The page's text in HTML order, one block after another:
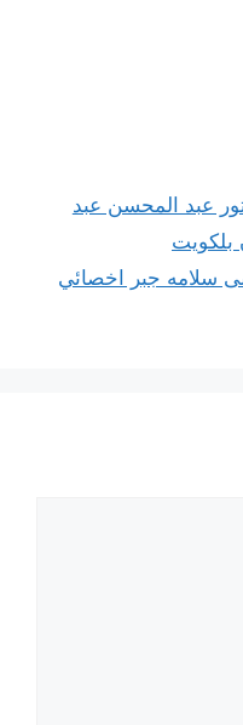
عبد المحسن عبد
بلكويت
سلامه جبر اخصائي